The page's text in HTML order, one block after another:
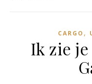
CARGO ,
Ik zie